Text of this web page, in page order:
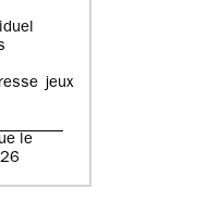
jeux
le